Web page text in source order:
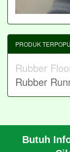
Butuh
PRODUK
Rubber
Rubber